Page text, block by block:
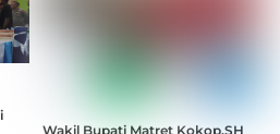
Wakil Bupati Matret Kokop,SH